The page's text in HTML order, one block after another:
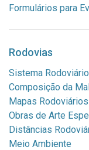
Formulários para
Rodovias
Sistema
Composição da
Mapas Rodoviários
Obras de Arte
Distâncias
Meio Ambiente